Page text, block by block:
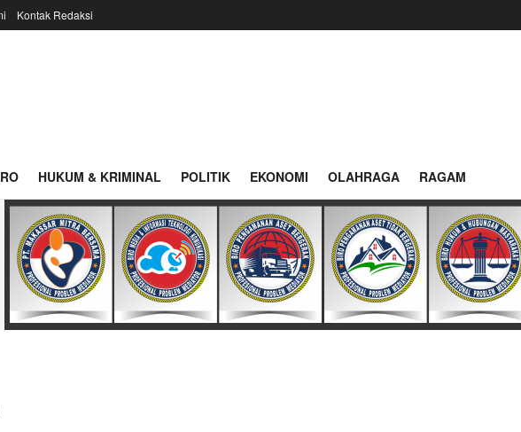
Kontak Redaksi
HUKUM & KRIMINAL POLITIK EKONOMI OLAHRAGA RAGAM